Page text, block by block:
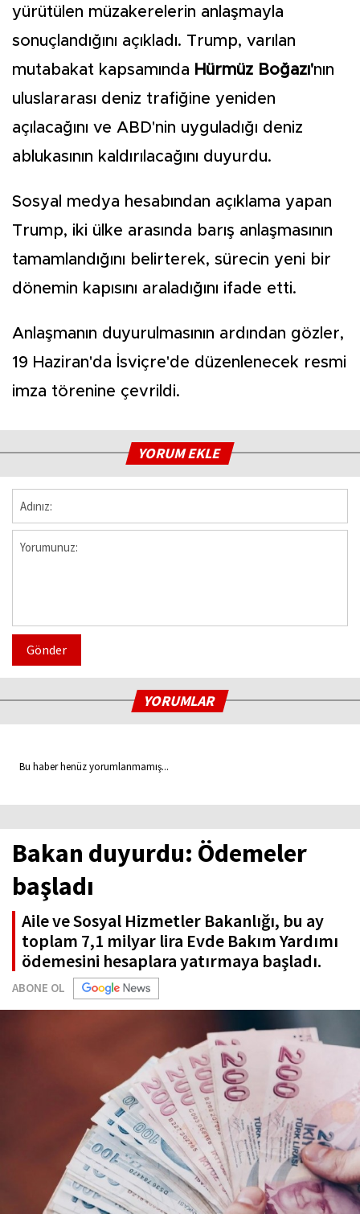
yürütülen müzakerelerin anlaşmayla
sonuçlandığını açıkladı. Trump, varılan
mutabakat kapsamında Hürmüz Boğazı'nın
uluslararası deniz trafiğine yeniden
açılacağını ve ABD'nin uyguladığı deniz
ablukasının kaldırılacağını duyurdu.
Sosyal medya hesabından açıklama yapan
Trump, iki ülke arasında barış anlaşmasının
tamamlandığını belirterek, sürecin yeni bir
dönemin kapısını araladığını ifade etti.
Anlaşmanın duyurulmasının ardından gözler,
19 Haziran'da İsviçre'de düzenlenecek resmi
imza törenine çevrildi.
YORUM EKLE
Gönder
YORUMLAR
Bu haber henüz yorumlanmamış...
Bakan duyurdu: Ödemeler
başladı
Aile ve Sosyal Hizmetler Bakanlığı, bu ay
toplam 7,1 milyar lira Evde Bakım Yardımı
ödemesini hesaplara yatırmaya başladı.
ABONE OL